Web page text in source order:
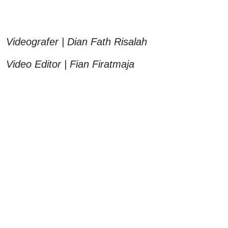
Videografer | Dian Fath Risalah
Video Editor | Fian Firatmaja